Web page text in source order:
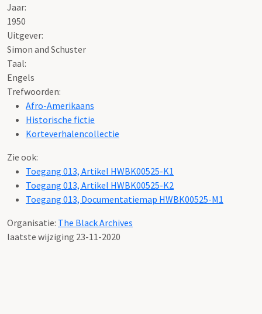
Jaar:
1950
Uitgever:
Simon and Schuster
Taal:
Engels
Trefwoorden:
Afro-Amerikaans
Historische fictie
Korteverhalencollectie
Zie ook:
Toegang 013, Artikel HWBK00525-K1
Toegang 013, Artikel HWBK00525-K2
Toegang 013, Documentatiemap HWBK00525-M1
Organisatie: The Black Archives
laatste wijziging 23-11-2020